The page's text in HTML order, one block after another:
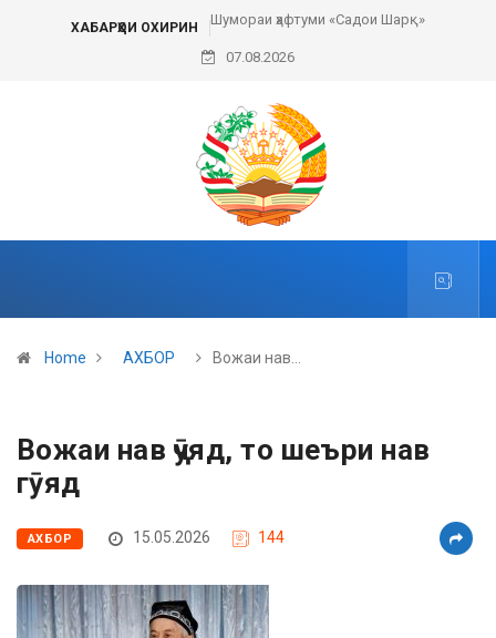
ХАБАРҲОИ ОХИРИН Шумораи ҳафтуми «Садои Шарқ»
07.08.2026
Home АХБОР Вожаи нав…
Вожаи нав ҷӯяд, то шеъри нав
гӯяд
АХБОР 15.05.2026 144